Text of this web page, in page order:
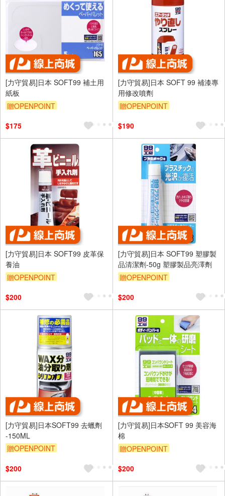
[力守貿易]日本 SOFT99 補土用
紙板
贈OPENPOINT
$175
[力守貿易]日本 SOFT 99 補漆專
用修改噴劑
贈OPENPOINT
$190
[力守貿易]日本 SOFT99 皮革保
養油
贈OPENPOINT
$200
[力守貿易]日本 SOFT99 塑膠製
品清潔劑-50g 塑膠製品亮澤劑
贈OPENPOINT
$200
[力守貿易]日本SOFT99 去蠟劑
-150ML
贈OPENPOINT
$200
[力守貿易]日本SOFT 99 美容海
棉
贈OPENPOINT
$200